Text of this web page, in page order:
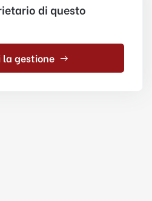
di questo
la gestione